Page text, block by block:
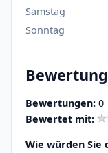
Samstag
Sonntag
Bewertungen: 0
Bewertet mit:
Wie würden Sie